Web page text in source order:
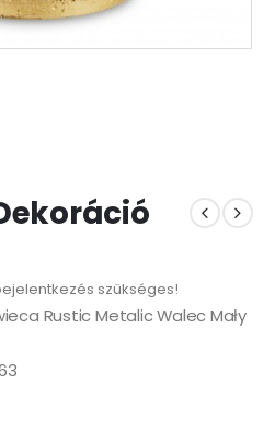
szükséges!
Rustic Metalic Walec Mały